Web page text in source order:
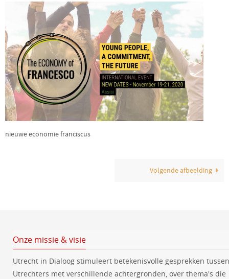
nieuwe economie franciscus
Volgende afbeelding
Onze missie & visie
Utrecht in Dialoog stimuleert betekenisvolle gesprekken tussen
Utrechters met verschillende achtergronden, over thema's die